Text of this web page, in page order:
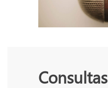
Consultas